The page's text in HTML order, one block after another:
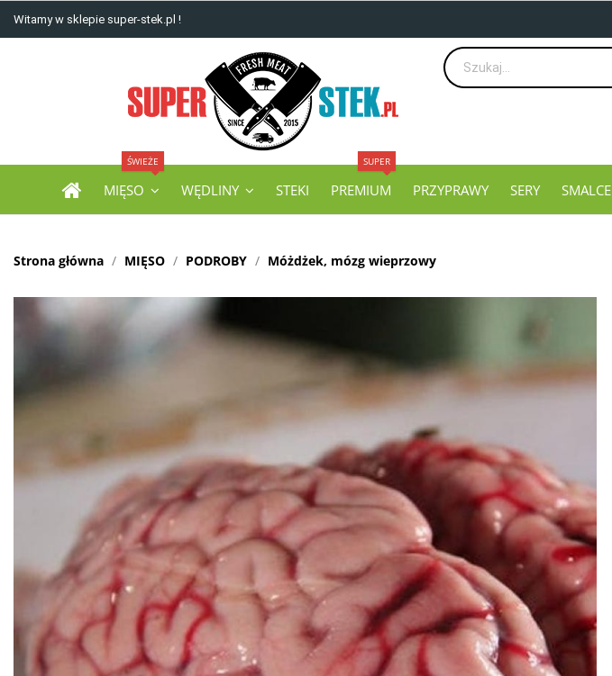
Witamy w sklepie super-stek.pl !
MIĘSO
ŚWIEŻE
WĘDLINY STEKI PREMIUM
SUPER
PRZYPRAWY SERY SMALCE
Strona główna MIĘSO PODROBY Móżdżek, mózg wieprzowy